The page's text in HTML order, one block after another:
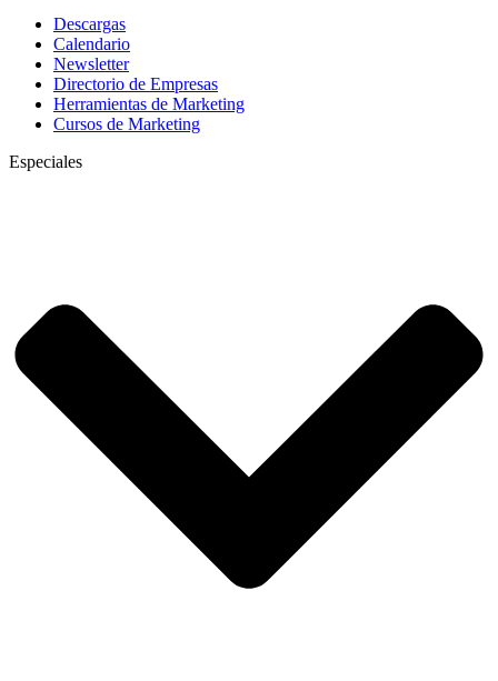
Descargas
Calendario
Newsletter
Directorio de Empresas
Herramientas de Marketing
Cursos de Marketing
Especiales